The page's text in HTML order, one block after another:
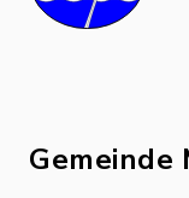
Gemeinde